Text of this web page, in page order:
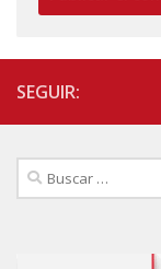
SEGUIR:
Buscar: